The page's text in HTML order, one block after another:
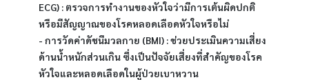
ECG) : ตรวจการทำงานของหัวใจว่ามีการเต้นผิดปกติ
หรือมีสัญญาณของโรคหลอดเลือดหัวใจหรือไม่
- การวัดค่าดัชนีมวลกาย (BMI) : ช่วยประเมินความเสี่ยง
ด้านน้ำหนักส่วนเกิน ซึ่งเป็นปัจจัยเสี่ยงที่สำคัญของโรค
หัวใจและหลอดเลือดในผู้ป่วยเบาหวาน